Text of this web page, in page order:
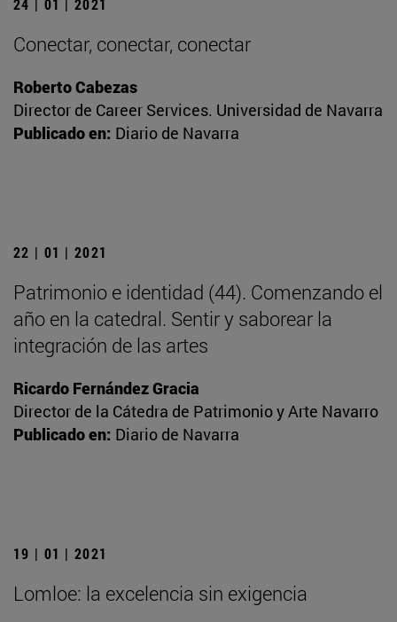
24 | 01 | 2021
Conectar, conectar, conectar
Roberto Cabezas
Director de Career Services. Universidad de Navarra
Publicado en: Diario de Navarra
22 | 01 | 2021
Patrimonio e identidad (44). Comenzando el
año en la catedral. Sentir y saborear la
integración de las artes
Ricardo Fernández Gracia
Director de la Cátedra de Patrimonio y Arte Navarro
Publicado en: Diario de Navarra
19 | 01 | 2021
Lomloe: la excelencia sin exigencia